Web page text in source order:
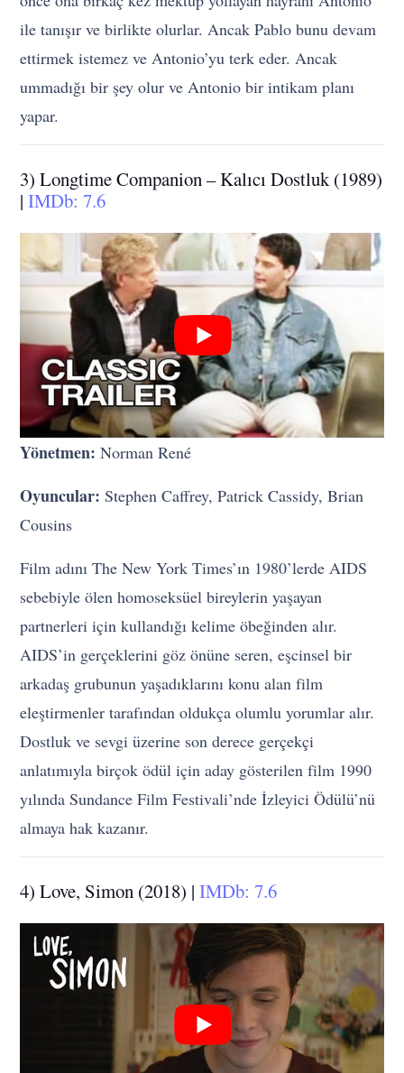
ile tanışır ve birlikte olurlar. Ancak Pablo bunu devam
ettirmek istemez ve Antonio’yu terk eder. Ancak
ummadığı bir şey olur ve Antonio bir intikam planı
yapar.
3) Longtime Companion – Kalıcı Dostluk (1989)
|IMDb: 7.6
Yönetmen: Norman René
Oyuncular: Stephen Caffrey, Patrick Cassidy, Brian
Cousins
Film adını The New York Times’ın 1980’lerde AIDS
sebebiyle ölen homoseksüel bireylerin yaşayan
partnerleri için kullandığı kelime öbeğinden alır.
AIDS’in gerçeklerini göz önüne seren, eşcinsel bir
arkadaş grubunun yaşadıklarını konu alan film
eleştirmenler tarafından oldukça olumlu yorumlar alır.
Dostluk ve sevgi üzerine son derece gerçekçi
anlatımıyla birçok ödül için aday gösterilen film 1990
yılında Sundance Film Festivali’nde İzleyici Ödülü’nü
almaya hak kazanır.
4) Love, Simon (2018) |IMDb: 7.6